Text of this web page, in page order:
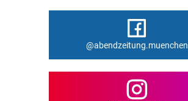
@abendzeitung.muenchen